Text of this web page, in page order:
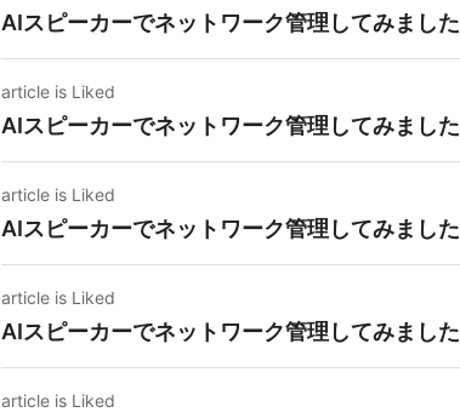
AIスピーカーでネットワーク管理してみました
article is Liked
AIスピーカーでネットワーク管理してみました
article is Liked
AIスピーカーでネットワーク管理してみました
article is Liked
AIスピーカーでネットワーク管理してみました
article is Liked